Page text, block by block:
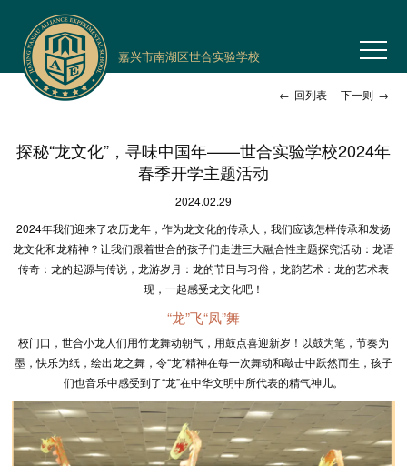
嘉兴市南湖区世合实验学校
← 回列表 下一则 →
探秘“龙文化”，寻味中国年——世合实验学校2024年
春季开学主题活动
2024.02.29
2024年我们迎来了农历龙年，作为龙文化的传承人，我们应该怎样传承和发扬
龙文化和龙精神？让我们跟着世合的孩子们走进三大融合性主题探究活动：龙语
传奇：龙的起源与传说，龙游岁月：龙的节日与习俗，龙韵艺术：龙的艺术表
现，一起感受龙文化吧！
“龙”飞“凤”舞
校门口，世合小龙人们用竹龙舞动朝气，用鼓点喜迎新岁！以鼓为笔，节奏为
墨，快乐为纸，绘出龙之舞，令“龙”精神在每一次舞动和敲击中跃然而生，孩子
们也音乐中感受到了“龙”在中华文明中所代表的精气神儿。